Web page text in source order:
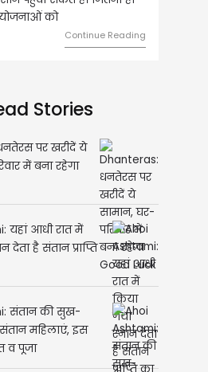
को लेकर ज्यादा फोकस रहेंगे।
Stories
पर खरीदें ये
में बना रहेगा
यहां आधी रात में
देता है संतान प्राप्ति
संतान की सुख-
महिलाएं, इस
व पूजा